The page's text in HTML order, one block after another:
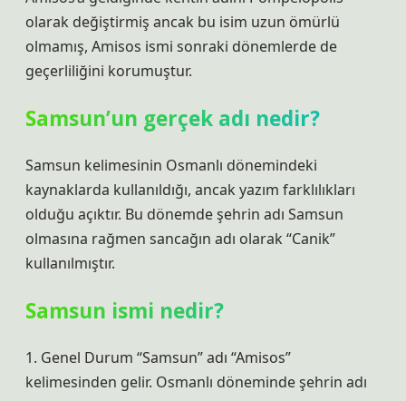
olarak değiştirmiş ancak bu isim uzun ömürlü
olmamış, Amisos ismi sonraki dönemlerde de
geçerliliğini korumuştur.
Samsun’un gerçek adı nedir?
Samsun kelimesinin Osmanlı dönemindeki
kaynaklarda kullanıldığı, ancak yazım farklılıkları
olduğu açıktır. Bu dönemde şehrin adı Samsun
olmasına rağmen sancağın adı olarak “Canik”
kullanılmıştır.
Samsun ismi nedir?
1. Genel Durum “Samsun” adı “Amisos”
kelimesinden gelir. Osmanlı döneminde şehrin adı